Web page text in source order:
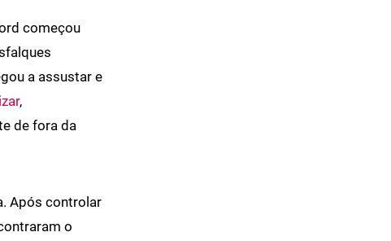
começou
a assustar e
,
de fora da
Após controlar
o